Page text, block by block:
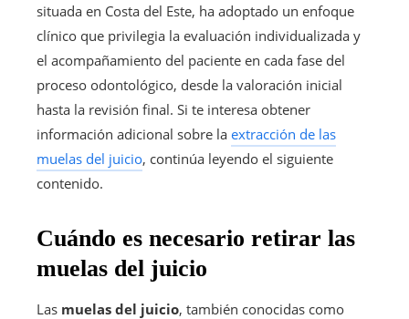
situada en Costa del Este, ha adoptado un enfoque
clínico que privilegia la evaluación individualizada y
el acompañamiento del paciente en cada fase del
proceso odontológico, desde la valoración inicial
hasta la revisión final. Si te interesa obtener
información adicional sobre la extracción de las
muelas del juicio, continúa leyendo el siguiente
contenido.
Cuándo es necesario retirar las
muelas del juicio
Las muelas del juicio, también conocidas como